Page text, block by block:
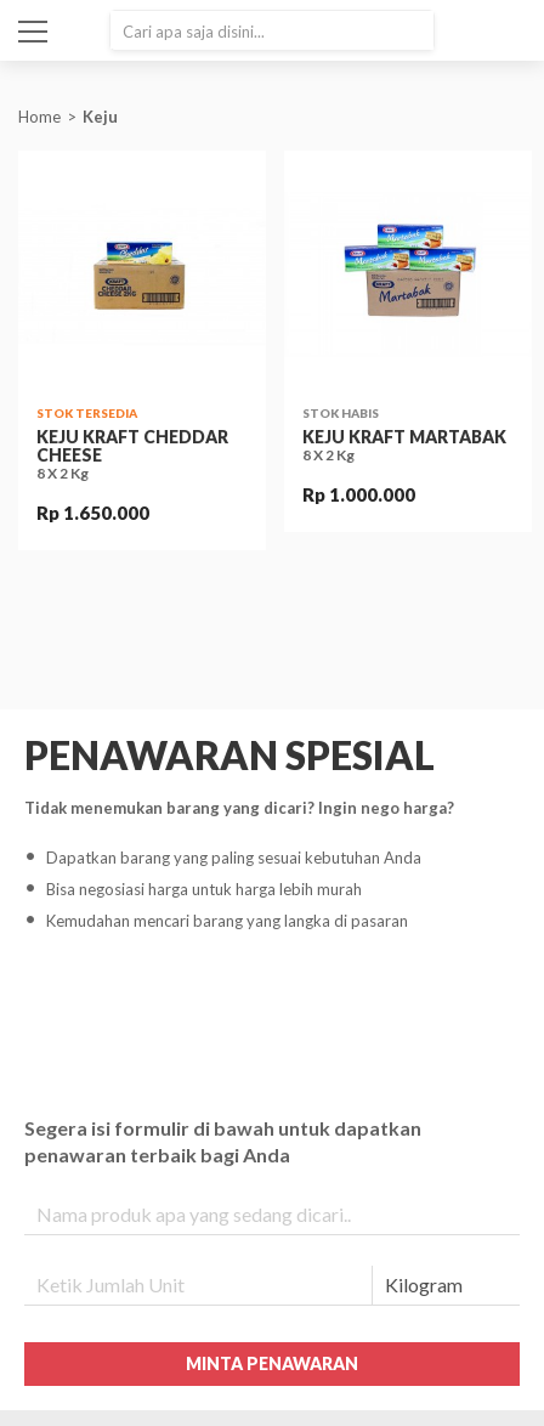
Home Keju
STOK TERSEDIA
KEJU KRAFT CHEDDAR
CHEESE
8 X 2 Kg
Rp 1.650.000
STOK HABIS
KEJU KRAFT MARTABAK
8 X 2 Kg
Rp 1.000.000
PENAWARAN SPESIAL
Tidak menemukan barang yang dicari? Ingin nego harga?
Dapatkan barang yang paling sesuai kebutuhan Anda
Bisa negosiasi harga untuk harga lebih murah
Kemudahan mencari barang yang langka di pasaran
Segera isi formulir di bawah untuk dapatkan
penawaran terbaik bagi Anda
MINTA PENAWARAN